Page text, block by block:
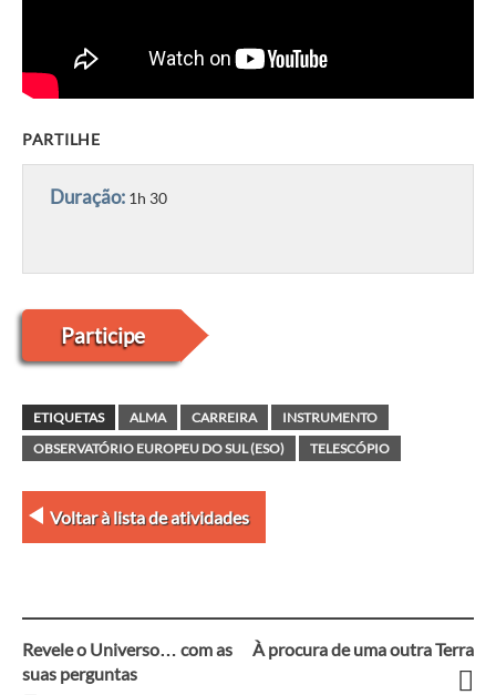
PARTILHE
Duração: 1h 30
Participe
ETIQUETAS ALMA CARREIRA
INSTRUMENTO
OBSERVATÓRIO EUROPEU DO SUL (ESO)
TELESCÓPIO
Voltar à lista de atividades
Navegação
Revele o Universo… com as
suas perguntas
À procura de uma outra Terra